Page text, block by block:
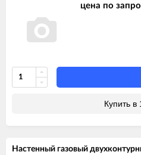
цена по
Купить в
Настенный газовый